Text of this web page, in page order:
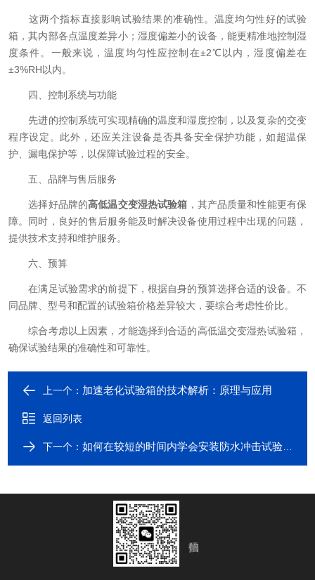
这两个指标直接影响试验结果的准确性。温度均匀性好的试验
箱，其内部各点温度差异小；湿度偏差小的设备，能更精准地控制湿
度条件。一般来说，温度均匀性应控制在±2℃以内，湿度偏差在
±3%RH以内。
四、控制系统与功能
先进的控制系统可实现精确的温度和湿度控制，以及复杂的交变
程序设定。此外，还应关注设备是否具备安全保护功能，如超温保
护、漏电保护等，以保障试验过程的安全。
五、品牌与售后服务
选择好品牌的高低温交变湿热试验箱 ，其产品质量和性能更有保
障。同时，良好的售后服务能及时解决设备使用过程中出现的问题，
提供技术支持和维护服务。
六、预算
在满足试验需求的前提下，根据自身的预算选择合适的设备。不
同品牌、型号和配置的试验箱价格差异较大，要综合考虑性价比。
综合考虑以上因素，才能选择到合适的高低温交变湿热试验箱，
确保试验结果的准确性和可靠性。
上一个： 加速老化试验箱的技术解析：原理与应用
返回列表
下一个：如何在较短的时间内学会安装防水冲击试验装置？